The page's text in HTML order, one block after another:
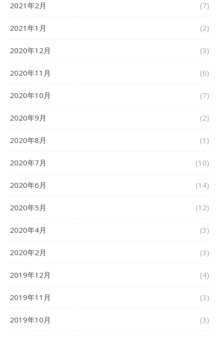
2021年2月 (7)
2021年1月 (2)
2020年12月 (3)
2020年11月 (6)
2020年10月 (7)
2020年9月 (2)
2020年8月 (1)
2020年7月 (10)
2020年6月 (14)
2020年5月 (12)
2020年4月 (3)
2020年2月 (3)
2019年12月 (4)
2019年11月 (3)
2019年10月 (3)